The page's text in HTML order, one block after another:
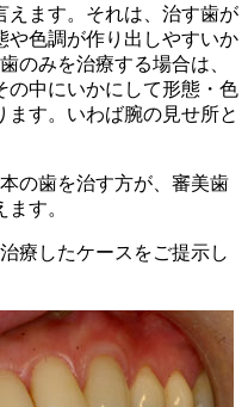
えます。それは、治す歯が
や色調が作り出しやすいか
のみを治療する場合は、
の中にいかにして形態・色
す。いわば腕の見せ所と
の歯を治す方が、審美歯
す。
療したケースをご提示し